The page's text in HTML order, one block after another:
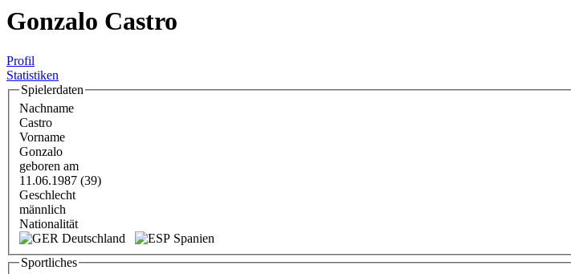
Gonzalo Castro
Profil
Statistiken
Spielerdaten
Nachname
Castro
Vorname
Gonzalo
geboren am
11.06.1987 (39)
Geschlecht
männlich
Nationalität
Spanien
Sportliches